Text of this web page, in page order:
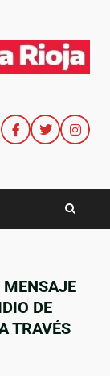
MENSAJE
DE
TRAVÉS